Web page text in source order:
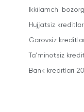
Ikkilamchi
Hujjatsiz kreditlar
Garovsiz
Ta'minotsiz
Bank kreditlari